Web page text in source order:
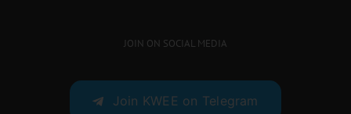
JOIN ON SOCIAL MEDIA
Join KWEE on Telegram